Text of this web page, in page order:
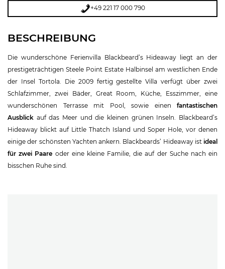
+49 221 17 000 790
BESCHREIBUNG
Die wunderschöne Ferienvilla Blackbeard’s Hideaway liegt an der
prestigeträchtigen Steele Point Estate Halbinsel am westlichen Ende
der Insel Tortola. Die 2009 fertig gestellte Villa verfügt über zwei
Schlafzimmer, zwei Bäder, Great Room, Küche, Esszimmer, eine
wunderschönen Terrasse mit Pool, sowie einen fantastischen
Ausblick auf das Meer und die kleinen grünen Inseln. Blackbeard’s
Hideaway blickt auf Little Thatch Island und Soper Hole, vor denen
einige der schönsten Yachten ankern. Blackbeards’ Hideaway ist ideal
für zwei Paare oder eine kleine Familie, die auf der Suche nach ein
bisschen Ruhe sind.